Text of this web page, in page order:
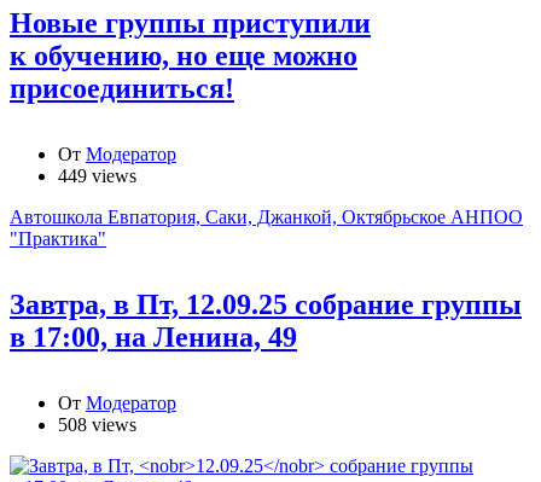
Новые группы приступили
к обучению, но еще можно
присоединиться!
От Модератор
449 views
Автошкола Евпатория, Саки, Джанкой, Октябрьское АНПОО
"Практика"
Завтра, в Пт, 12.09.25 собрание группы
в 17:00, на Ленина, 49
От Модератор
508 views